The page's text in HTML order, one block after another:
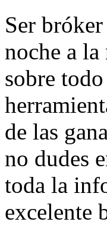
Ser
noche a
sobre
de las
no dudes
toda la
excelente